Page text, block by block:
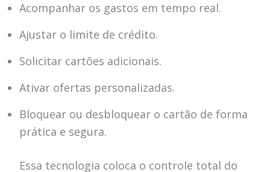
Acompanhar os gastos em tempo real.
Ajustar o limite de crédito.
Solicitar cartões adicionais.
Ativar ofertas personalizadas.
Bloquear ou desbloquear o cartão de forma
prática e segura.
Essa tecnologia coloca o controle total do